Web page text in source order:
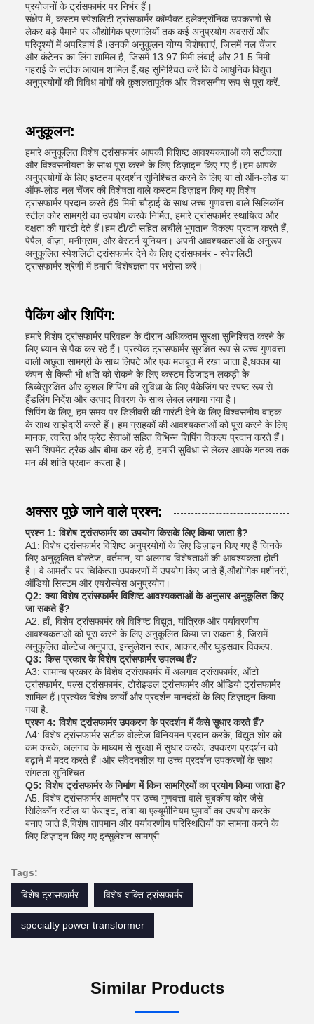
प्रयोजनों के ट्रांसफार्मर पर निर्भर हैं।
संक्षेप में, कस्टम स्पेशलिटी ट्रांसफार्मर कॉम्पैक्ट इलेक्ट्रॉनिक उपकरणों से
लेकर बड़े पैमाने पर औद्योगिक प्रणालियों तक कई अनुप्रयोग अवसरों और
परिदृश्यों में अपरिहार्य हैं।उनकी अनुकूलन योग्य विशेषताएं, जिसमें नल चेंजर
और कंटेनर का लिंग शामिल है, जिसमें 13.97 मिमी लंबाई और 21.5 मिमी
गहराई के सटीक आयाम शामिल हैं,यह सुनिश्चित करें कि वे आधुनिक विद्युत
अनुप्रयोगों की विविध मांगों को कुशलतापूर्वक और विश्वसनीय रूप से पूरा करें.
अनुकूलन:
हमारे अनुकूलित विशेष ट्रांसफार्मर आपकी विशिष्ट आवश्यकताओं को सटीकता
और विश्वसनीयता के साथ पूरा करने के लिए डिज़ाइन किए गए हैं।हम आपके
अनुप्रयोगों के लिए इष्टतम प्रदर्शन सुनिश्चित करने के लिए या तो ऑन-लोड या
ऑफ-लोड नल चेंजर की विशेषता वाले कस्टम डिज़ाइन किए गए विशेष
ट्रांसफार्मर प्रदान करते हैं9 मिमी चौड़ाई के साथ उच्च गुणवत्ता वाले सिलिकॉन
स्टील कोर सामग्री का उपयोग करके निर्मित, हमारे ट्रांसफार्मर स्थायित्व और
दक्षता की गारंटी देते हैं।हम टी/टी सहित लचीले भुगतान विकल्प प्रदान करते हैं,
पेपैल, वीज़ा, मनीग्राम, और वेस्टर्न यूनियन। अपनी आवश्यकताओं के अनुरूप
अनुकूलित स्पेशलिटी ट्रांसफार्मर देने के लिए ट्रांसफार्मर - स्पेशलिटी
ट्रांसफार्मर श्रेणी में हमारी विशेषज्ञता पर भरोसा करें।
पैकिंग और शिपिंग:
हमारे विशेष ट्रांसफार्मर परिवहन के दौरान अधिकतम सुरक्षा सुनिश्चित करने के
लिए ध्यान से पैक कर रहे हैं। प्रत्येक ट्रांसफार्मर सुरक्षित रूप से उच्च गुणवत्ता
वाली अछूता सामग्री के साथ लिपटे और एक मजबूत में रखा जाता है,धक्का या
कंपन से किसी भी क्षति को रोकने के लिए कस्टम डिजाइन लकड़ी के
डिब्बेसुरक्षित और कुशल शिपिंग की सुविधा के लिए पैकेजिंग पर स्पष्ट रूप से
हैंडलिंग निर्देश और उत्पाद विवरण के साथ लेबल लगाया गया है।
शिपिंग के लिए, हम समय पर डिलीवरी की गारंटी देने के लिए विश्वसनीय वाहक
के साथ साझेदारी करते हैं। हम ग्राहकों की आवश्यकताओं को पूरा करने के लिए
मानक, त्वरित और फ्रेट सेवाओं सहित विभिन्न शिपिंग विकल्प प्रदान करते हैं।
सभी शिपमेंट ट्रैक और बीमा कर रहे हैं, हमारी सुविधा से लेकर आपके गंतव्य तक
मन की शांति प्रदान करता है।
अक्सर पूछे जाने वाले प्रश्न:
प्रश्न 1: विशेष ट्रांसफार्मर का उपयोग किसके लिए किया जाता है?
A1: विशेष ट्रांसफार्मर विशिष्ट अनुप्रयोगों के लिए डिज़ाइन किए गए हैं जिनके
लिए अनुकूलित वोल्टेज, वर्तमान, या अलगाव विशेषताओं की आवश्यकता होती
है। वे आमतौर पर चिकित्सा उपकरणों में उपयोग किए जाते हैं,औद्योगिक मशीनरी,
ऑडियो सिस्टम और एयरोस्पेस अनुप्रयोग।
Q2: क्या विशेष ट्रांसफार्मर विशिष्ट आवश्यकताओं के अनुसार अनुकूलित किए
जा सकते हैं?
A2: हाँ, विशेष ट्रांसफार्मर को विशिष्ट विद्युत, यांत्रिक और पर्यावरणीय
आवश्यकताओं को पूरा करने के लिए अनुकूलित किया जा सकता है, जिसमें
अनुकूलित वोल्टेज अनुपात, इन्सुलेशन स्तर, आकार,और घुड़सवार विकल्प.
Q3: किस प्रकार के विशेष ट्रांसफार्मर उपलब्ध हैं?
A3: सामान्य प्रकार के विशेष ट्रांसफार्मर में अलगाव ट्रांसफार्मर, ऑटो
ट्रांसफार्मर, पल्स ट्रांसफार्मर, टोरोइडल ट्रांसफार्मर और ऑडियो ट्रांसफार्मर
शामिल हैं।प्रत्येक विशेष कार्यों और प्रदर्शन मानदंडों के लिए डिज़ाइन किया
गया है.
प्रश्न 4: विशेष ट्रांसफार्मर उपकरण के प्रदर्शन में कैसे सुधार करते हैं?
A4: विशेष ट्रांसफार्मर सटीक वोल्टेज विनियमन प्रदान करके, विद्युत शोर को
कम करके, अलगाव के माध्यम से सुरक्षा में सुधार करके, उपकरण प्रदर्शन को
बढ़ाने में मदद करते हैं।और संवेदनशील या उच्च प्रदर्शन उपकरणों के साथ
संगतता सुनिश्चित.
Q5: विशेष ट्रांसफार्मर के निर्माण में किन सामग्रियों का प्रयोग किया जाता है?
A5: विशेष ट्रांसफार्मर आमतौर पर उच्च गुणवत्ता वाले चुंबकीय कोर जैसे
सिलिकॉन स्टील या फेराइट, तांबा या एल्यूमीनियम घुमावों का उपयोग करके
बनाए जाते हैं,विशेष तापमान और पर्यावरणीय परिस्थितियों का सामना करने के
लिए डिज़ाइन किए गए इन्सुलेशन सामग्री.
Tags:
विशेष ट्रांसफार्मर
विशेष शक्ति ट्रांसफार्मर
specialty power transformer
Similar Products